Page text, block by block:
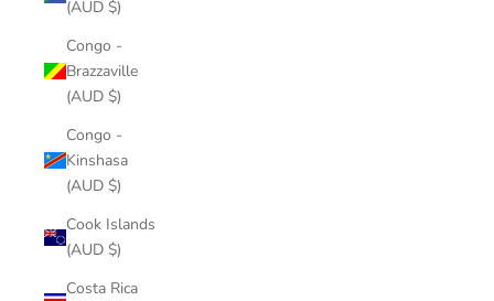
(AUD $)
Congo -
Brazzaville
(AUD $)
Congo -
Kinshasa
(AUD $)
Cook Islands
(AUD $)
Costa Rica